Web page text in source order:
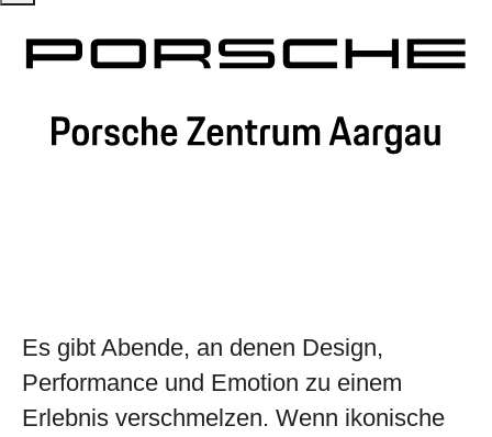
Es gibt Abende, an denen Design,
Performance und Emotion zu einem
Erlebnis verschmelzen. Wenn ikonische